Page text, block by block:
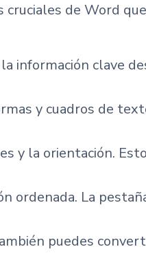
de Word
información clave
y cuadros de
y la orientación.
ordenada. La
puedes